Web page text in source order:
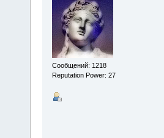
Сообщений: 1218
Reputation Power: 27